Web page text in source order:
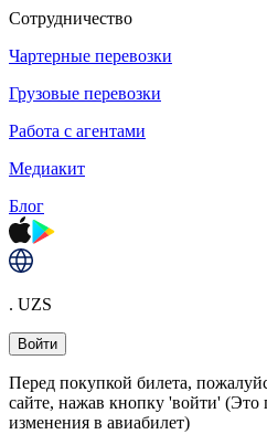
Сотрудничество
Чартерные перевозки
Грузовые перевозки
Работа с агентами
Медиакит
Блог
. UZS
Войти
Перед покупкой билета,
сайте, нажав кнопку 'войти' (Это
изменения в авиабилет)